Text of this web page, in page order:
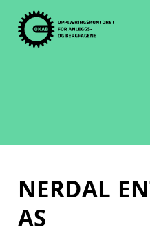
content
NERDAL
AS